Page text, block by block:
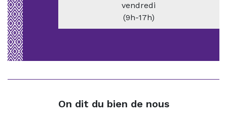
vendredi
(9h-17h)
On dit du bien de nous